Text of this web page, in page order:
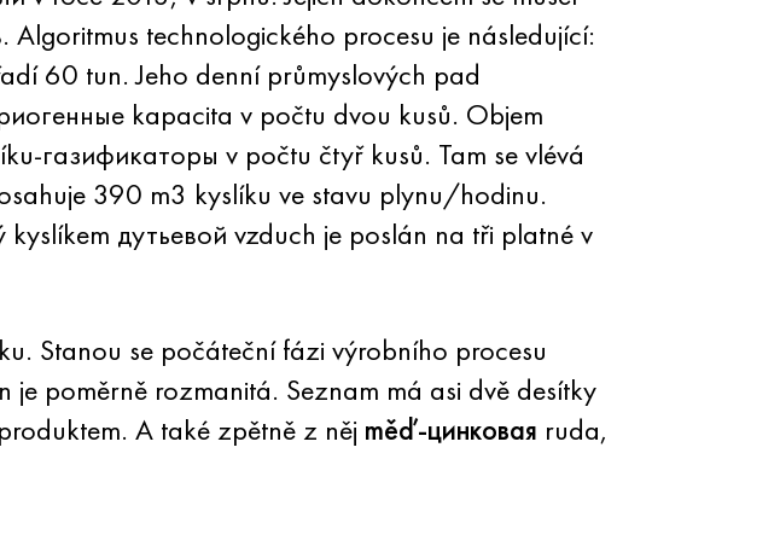
technologického procesu je následující:
60 tun. Jeho denní průmyslových pad
kapacita v počtu dvou kusů. Objem
газификаторы v počtu čtyř kusů. Tam se vlévá
390 m3 kyslíku ve stavu plynu/hodinu.
дутьевой vzduch je poslán na tři platné v
Stanou se počáteční fázi výrobního procesu
je poměrně rozmanitá. Seznam má asi dvě desítky
A také zpětně z něj měď-цинковая ruda,